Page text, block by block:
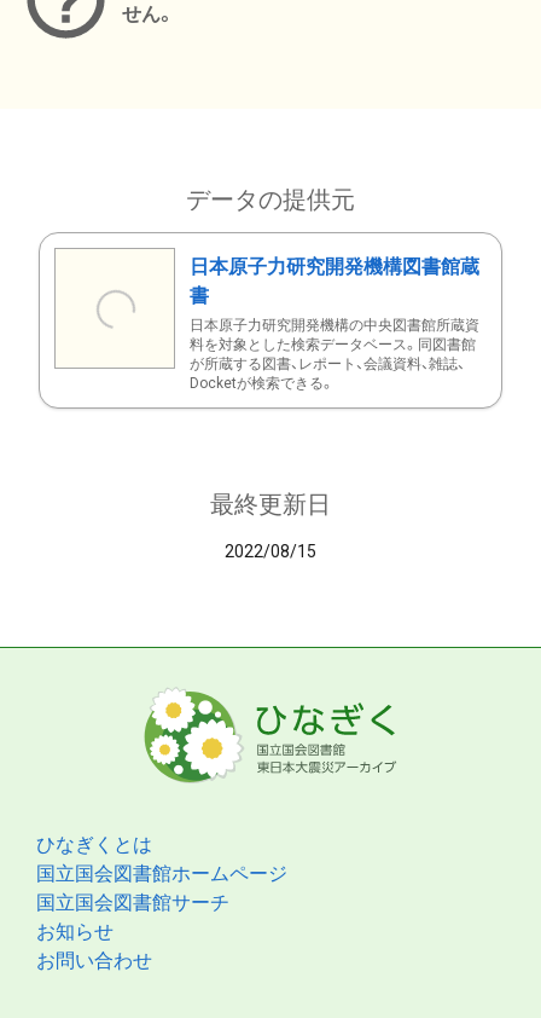
せん。
データの提供元
日本原子力研究開発機構図書館蔵
書
日本原子力研究開発機構の中央図書館所蔵資
料を対象とした検索データベース。同図書館
が所蔵する図書、レポート、会議資料、雑誌、
Docketが検索できる。
最終更新日
2022/08/15
ひなぎくとは
国立国会図書館ホームページ
国立国会図書館サーチ
お知らせ
お問い合わせ